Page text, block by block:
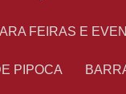
FEIRAS E
PIPOCA